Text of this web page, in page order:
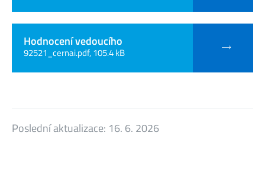
Hodnocení vedoucího
92521_cernai.pdf, 105.4 kB
Poslední aktualizace: 16. 6. 2026